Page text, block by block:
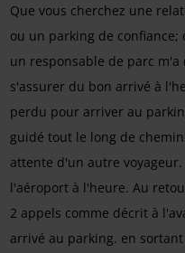
chaque journée
et qu'une majoration de 10€
en charges comprises
jours fériés 5€ par personne
trajet Tout retard
de réservation prévue
5€. Pour les véhicules type
sera demandé (calculé sur
Que vous cherchez une
ou un parking de confiance;
un responsable de parc m'a
s'assurer du bon arrivé à
perdu pour arriver au
guidé tout le long de
attente d'un autre
l'aéroport à l'heure. Au
2 appels comme décrit à
arrivé au parking. en